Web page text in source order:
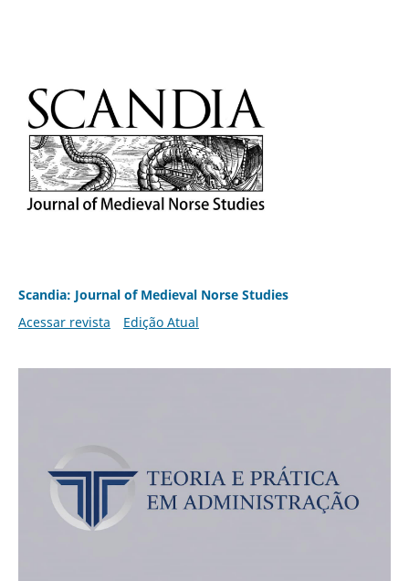
Scandia: Journal of Medieval Norse Studies
Acessar revista
Edição Atual